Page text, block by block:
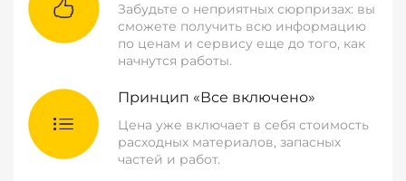
Забудьте о неприятных сюрпризах: вы
сможете получить всю информацию
по ценам и сервису еще до того, как
начнутся работы.
Принцип «Все включено»
Цена уже включает в себя стоимость
расходных материалов, запасных
частей и работ.